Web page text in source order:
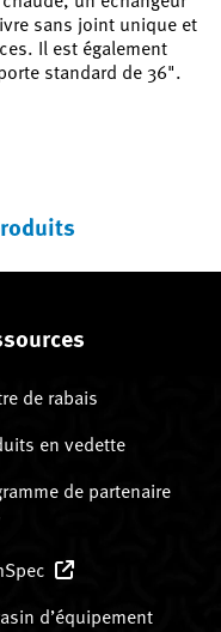
sans joint unique et
Il est également
standard de 36".
de rabais
en vedette
de partenaire
d’équipement